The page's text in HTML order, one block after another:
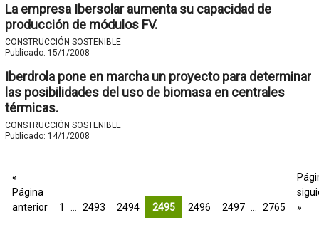
La empresa Ibersolar aumenta su capacidad de
producción de módulos FV.
CONSTRUCCIÓN SOSTENIBLE
Publicado: 15/1/2008
Iberdrola pone en marcha un proyecto para determinar
las posibilidades del uso de biomasa en centrales
térmicas.
CONSTRUCCIÓN SOSTENIBLE
Publicado: 14/1/2008
«
Página
anterior
1 2493 2494 2495 2496 2497 2765
»